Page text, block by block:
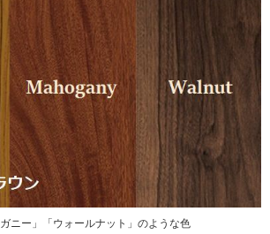
ニー」「ウォールナット」のような色